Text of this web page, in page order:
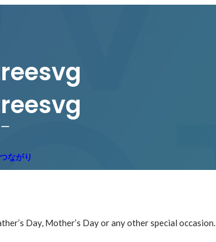
つながり
Day, Mother’s Day or any other special occasion.